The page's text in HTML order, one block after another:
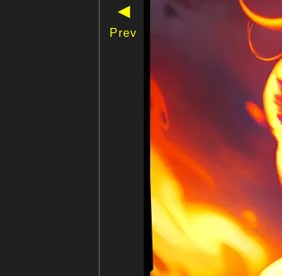
◀
Prev